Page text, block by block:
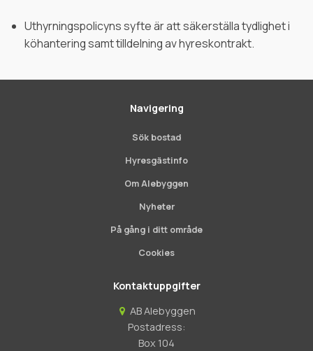
Uthyrningspolicyns syfte är att säkerställa tydlighet i
köhantering samt tilldelning av hyreskontrakt.
Navigering
Sök bostad
Hyresgästinfo
Om Alebyggen
Nyheter
På gång i ditt område
Cookies
Kontaktuppgifter
AB Alebyggen
Postadress:
Box 104